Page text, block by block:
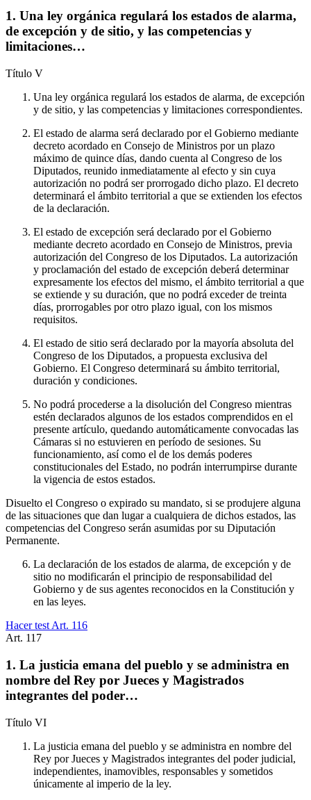
1. Una ley orgánica regulará los estados de alarma,
de excepción y de sitio, y las competencias y
limitaciones…
Título V
Una ley orgánica regulará los estados de alarma, de excepción
y de sitio, y las competencias y limitaciones correspondientes.
El estado de alarma será declarado por el Gobierno mediante
decreto acordado en Consejo de Ministros por un plazo
máximo de quince días, dando cuenta al Congreso de los
Diputados, reunido inmediatamente al efecto y sin cuya
autorización no podrá ser prorrogado dicho plazo. El decreto
determinará el ámbito territorial a que se extienden los efectos
de la declaración.
El estado de excepción será declarado por el Gobierno
mediante decreto acordado en Consejo de Ministros, previa
autorización del Congreso de los Diputados. La autorización
y proclamación del estado de excepción deberá determinar
expresamente los efectos del mismo, el ámbito territorial a que
se extiende y su duración, que no podrá exceder de treinta
días, prorrogables por otro plazo igual, con los mismos
requisitos.
El estado de sitio será declarado por la mayoría absoluta del
Congreso de los Diputados, a propuesta exclusiva del
Gobierno. El Congreso determinará su ámbito territorial,
duración y condiciones.
No podrá procederse a la disolución del Congreso mientras
estén declarados algunos de los estados comprendidos en el
presente artículo, quedando automáticamente convocadas las
Cámaras si no estuvieren en período de sesiones. Su
funcionamiento, así como el de los demás poderes
constitucionales del Estado, no podrán interrumpirse durante
la vigencia de estos estados.
Disuelto el Congreso o expirado su mandato, si se produjere alguna
de las situaciones que dan lugar a cualquiera de dichos estados, las
competencias del Congreso serán asumidas por su Diputación
Permanente.
La declaración de los estados de alarma, de excepción y de
sitio no modificarán el principio de responsabilidad del
Gobierno y de sus agentes reconocidos en la Constitución y
en las leyes.
Hacer test Art. 116
Art. 117
1. La justicia emana del pueblo y se administra en
nombre del Rey por Jueces y Magistrados
integrantes del poder…
Título VI
La justicia emana del pueblo y se administra en nombre del
Rey por Jueces y Magistrados integrantes del poder judicial,
independientes, inamovibles, responsables y sometidos
únicamente al imperio de la ley.